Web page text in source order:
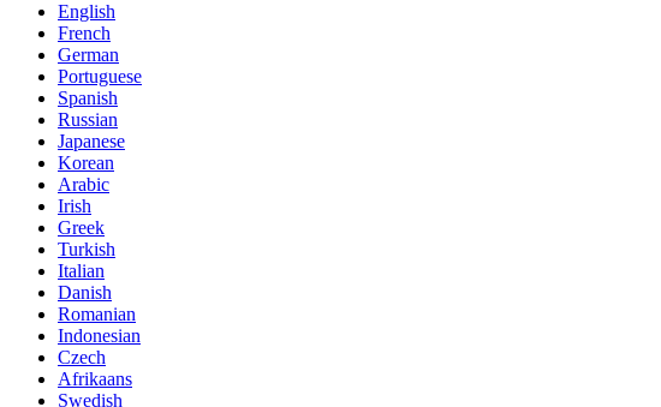
English
French
German
Portuguese
Spanish
Russian
Japanese
Korean
Arabic
Irish
Greek
Turkish
Italian
Danish
Romanian
Indonesian
Czech
Afrikaans
Swedish